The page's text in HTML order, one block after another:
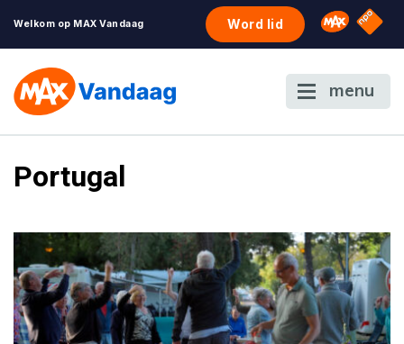
Welkom op MAX Vandaag Word lid Omroep
NPO
menu
Portugal